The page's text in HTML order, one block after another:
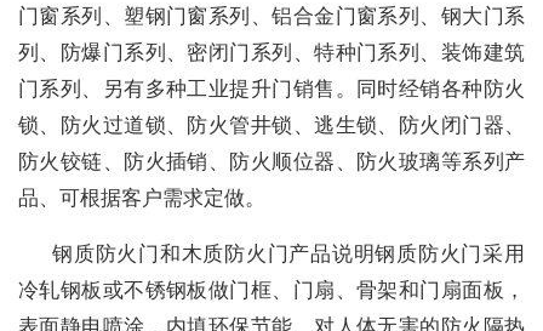
门窗系列、塑钢门窗系列、铝合金门窗系列、钢大门系
列、防爆门系列、密闭门系列、特种门系列、装饰建筑
门系列、另有多种工业提升门销售。同时经销各种防火
锁、防火过道锁、防火管井锁、逃生锁、防火闭门器、
防火铰链、防火插销、防火顺位器、防火玻璃等系列产
品、可根据客户需求定做。
钢质防火门和木质防火门产品说明钢质防火门采用
冷轧钢板或不锈钢板做门框、门扇、骨架和门扇面板，